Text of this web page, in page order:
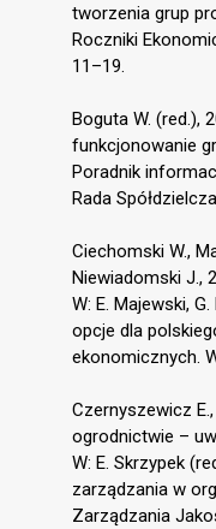
tworzenia grup
Roczniki
11–19.
Boguta W. (red.),
funkcjonowanie
Poradnik
Rada
Ciechomski W.,
Niewiadomski J.,
W: E. Majewski,
opcje dla
ekonomicznych.
Czernyszewicz
ogrodnictwie –
W: E. Skrzypek
zarządzania w
Zarządzania